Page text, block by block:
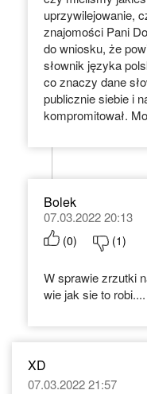
uprzywilejowanie,
znajomości Pani
do wniosku, że
słownik języka
co znaczy dane
publicznie siebie i
kompromitował.
Bolek
07.03.2022 20:13
(0) (1)
W sprawie zrzutki
wie jak sie to robi....
XD
07.03.2022 21:57